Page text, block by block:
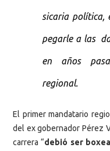
sicaria política,
pegarle a las
en años
regional.
El primer mandatario
del ex gobernador Pérez
carrera “debió ser